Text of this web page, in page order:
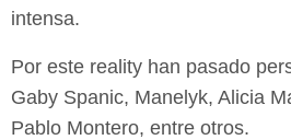
intensa.
Por este reality han pasado
Gaby Spanic, Manelyk, Alicia
Pablo Montero, entre otros.